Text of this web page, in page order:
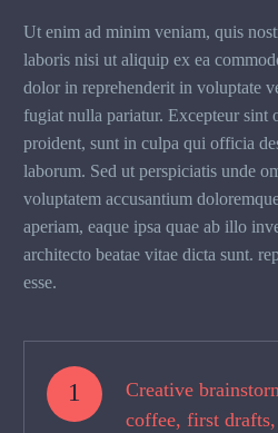
Ut enim ad minim veniam, quis
laboris nisi ut aliquip ex ea
dolor in reprehenderit in voluptate
fugiat nulla pariatur. Excepteur sint
proident, sunt in culpa qui officia
laborum. Sed ut perspiciatis unde
voluptatem accusantium
aperiam, eaque ipsa quae ab illo
architecto beatae vitae dicta sunt.
esse.
1
Creative
coffee, first drafts,